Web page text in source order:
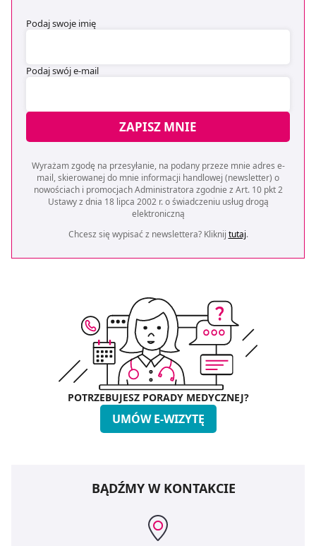
Podaj swoje imię
Podaj swój e-mail
ZAPISZ MNIE
Wyrażam zgodę na przesyłanie, na podany przeze mnie adres e-
mail, skierowanej do mnie informacji handlowej (newsletter) o
nowościach i promocjach Administratora zgodnie z Art. 10 pkt 2
Ustawy z dnia 18 lipca 2002 r. o świadczeniu usług drogą
elektroniczną
Chcesz się wypisać z newslettera? Kliknij tutaj.
POTRZEBUJESZ PORADY MEDYCZNEJ?
UMÓW E-WIZYTĘ
BĄDŹMY W KONTAKCIE